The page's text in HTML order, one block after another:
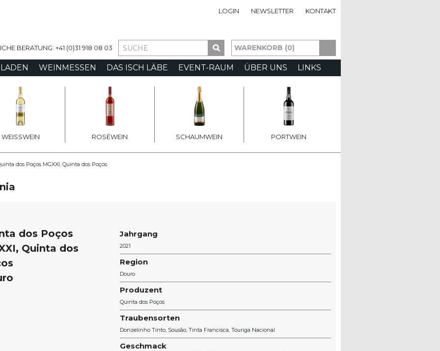
LOGIN NEWSLETTER KONTAKT
WARENKORB (0)
BERATUNG: +41 (0)31 918 08 03
WEINMESSEN DAS ISCH LÄBE EVENT-RAUM ÜBER UNS LINKS
WEISSWEIN ROSÉWEIN SCHAUMWEIN PORTWEIN
dos Poços MGXXI, Quinta dos Poços
dos Poços
Quinta dos
Jahrgang
2021
Region
Douro
Produzent
Quinta dos Poços
Traubensorten
Donzelinho Tinto Sousão Tinta Francisca Touriga Nacional
Geschmack